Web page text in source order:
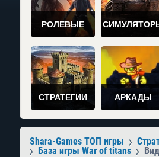
РОЛЕВЫЕ
СТРАТЕГИИ АРКАДЫ
Shara-Games ТОП игры
База игры War of titans